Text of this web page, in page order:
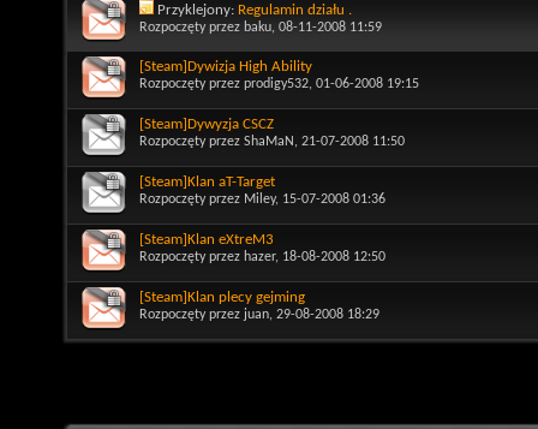
Przyklejony: Regulamin działu .
Rozpoczęty przez baku, 08-11-2008 11:59
[Steam]Dywizja High Ability
Rozpoczęty przez prodigy532, 01-06-2008 19:15
[Steam]Dywyzja CSCZ
Rozpoczęty przez ShaMaN , 21-07-2008 11:50
[Steam]Klan aT-Target
Rozpoczęty przez Miley, 15-07-2008 01:36
[Steam]Klan eXtreM3
Rozpoczęty przez hazer, 18-08-2008 12:50
[Steam]Klan plecy gejming
Rozpoczęty przez juan, 29-08-2008 18:29